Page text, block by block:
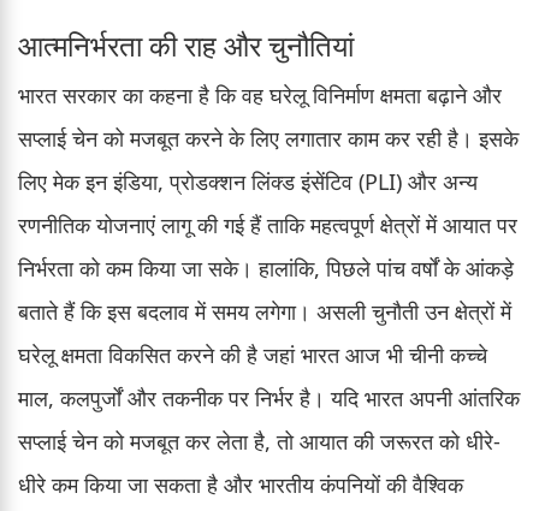
आत्मनिर्भरता की राह और चुनौतियां
भारत सरकार का कहना है कि वह घरेलू विनिर्माण क्षमता बढ़ाने और
सप्लाई चेन को मजबूत करने के लिए लगातार काम कर रही है। इसके
लिए मेक इन इंडिया, प्रोडक्शन लिंक्ड इंसेंटिव (PLI) और अन्य
रणनीतिक योजनाएं लागू की गई हैं ताकि महत्वपूर्ण क्षेत्रों में आयात पर
निर्भरता को कम किया जा सके। हालांकि, पिछले पांच वर्षों के आंकड़े
बताते हैं कि इस बदलाव में समय लगेगा। असली चुनौती उन क्षेत्रों में
घरेलू क्षमता विकसित करने की है जहां भारत आज भी चीनी कच्चे
माल, कलपुर्जों और तकनीक पर निर्भर है। यदि भारत अपनी आंतरिक
सप्लाई चेन को मजबूत कर लेता है, तो आयात की जरूरत को धीरे-
धीरे कम किया जा सकता है और भारतीय कंपनियों की वैश्विक